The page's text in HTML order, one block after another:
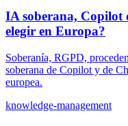
IA soberana, Copilot
elegir en Europa?
Soberanía, RGPD,
soberana de Copilot y de
europea.
knowledge-management